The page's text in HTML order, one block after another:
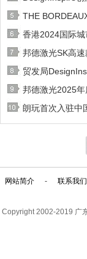
THE
香港2024国际
邦德激光SK高
贸发局
邦德激光2025
朗玩首次入驻中
网站简介 - 联系我们
Copyright 2002-2019 广